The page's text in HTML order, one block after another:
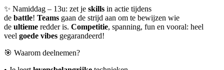
✨ Namiddag – 13u: zet je skills in actie tijdens
de battle! Teams gaan de strijd aan om te bewijzen wie
de ultieme redder is. Competitie, spanning, fun en vooral: heel
veel goede vibes gegarandeerd!
🎯 Waarom deelnemen?